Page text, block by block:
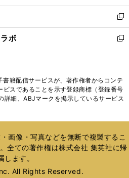
開
く
ウ
で
開
く
ン
ド
ウ
で
ウ
ィ
ン
ド
く
新
し
い
ド
ウ
で
ボ
新
ィ
ン
ド
開
く
籍配信サービスが、著作権者からコンテ
スであることを示す登録商標（登録番号
細、ABJマークを掲示しているサービス
画像・写真などを無断で複製するこ
全ての著作権は株式会社 集英社に帰
します。
All Rights Reserved.